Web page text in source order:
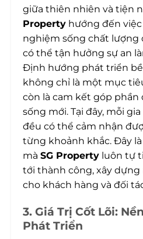
giữa thiên nhiên và tiện
Property hướng đến
nghiệm sống chất lượng
có thể tận hưởng sự an
Định hướng phát triển
không chỉ là một mục
còn là cam kết góp
sống mới. Tại đây, mỗi
đều có thể cảm nhận
từng khoảnh khắc. Đây
màSG Property luôn tự
tới thành công, xây
cho khách hàng và đối
3. Giá Trị Cốt Lõi:
Phát Triển